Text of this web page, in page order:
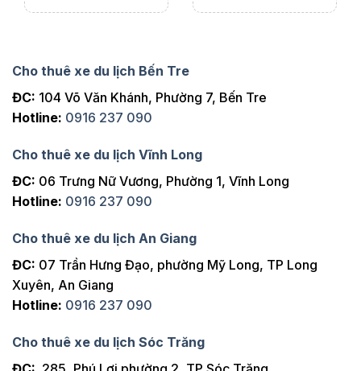
Cho thuê xe du lịch Bến Tre
ĐC: 104 Võ Văn Khánh, Phường 7, Bến Tre
Hotline: 0916 237 090
Cho thuê xe du lịch Vĩnh Long
ĐC: 06 Trưng Nữ Vương, Phường 1, Vĩnh Long
Hotline: 0916 237 090
Cho thuê xe du lịch An Giang
ĐC: 07 Trần Hưng Đạo, phường Mỹ Long, TP Long
Xuyên, An Giang
Hotline: 0916 237 090
Cho thuê xe du lịch Sóc Trăng